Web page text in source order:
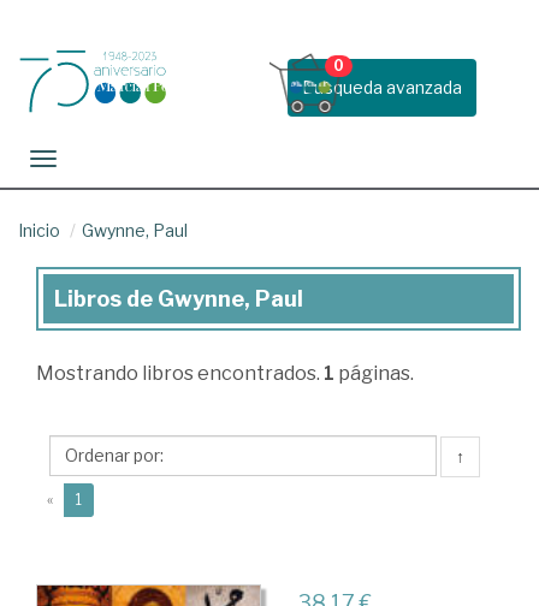
Busqueda avanzada
0
Toggle navigation
Inicio Gwynne, Paul
Libros
Gwynne,
Libros de Gwynne, Paul
Mostrando libros encontrados. 1 páginas.
↑
« 1